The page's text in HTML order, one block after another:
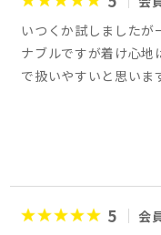
いつくか試しましたが
ナブルですが着け心地
で扱いやすいと思いま
5
会